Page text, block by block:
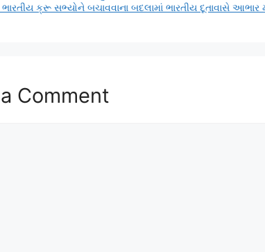
ક્રૂ સભ્યોને બચાવવાના બદલામાં ભારતીય દૂતાવાસે આભાર
Comment